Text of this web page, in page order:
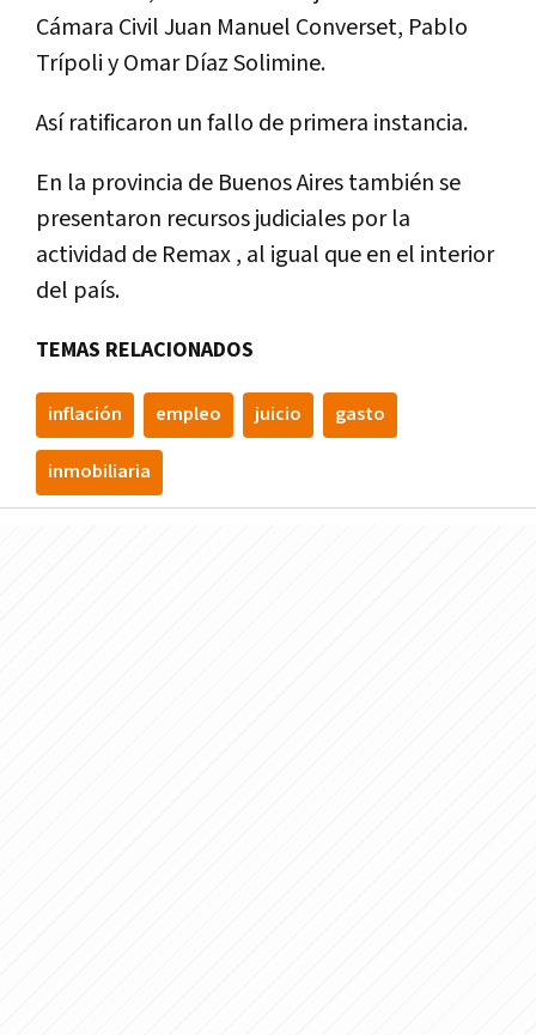
Cámara Civil Juan Manuel Converset, Pablo
Trípoli y Omar Díaz Solimine.
Así ratificaron un fallo de primera instancia.
En la provincia de Buenos Aires también se
presentaron recursos judiciales por la
actividad de Remax , al igual que en el interior
del país.
TEMAS RELACIONADOS
inflación empleo juicio gasto
inmobiliaria